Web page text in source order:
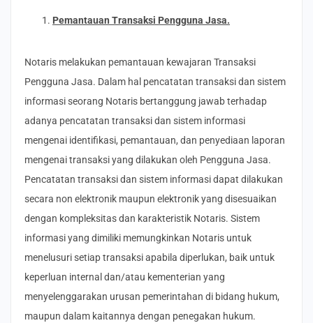
Pemantauan Transaksi Pengguna Jasa.
Notaris melakukan pemantauan kewajaran Transaksi
Pengguna Jasa. Dalam hal pencatatan transaksi dan sistem
informasi seorang Notaris bertanggung jawab terhadap
adanya pencatatan transaksi dan sistem informasi
mengenai identifikasi, pemantauan, dan penyediaan laporan
mengenai transaksi yang dilakukan oleh Pengguna Jasa.
Pencatatan transaksi dan sistem informasi dapat dilakukan
secara non elektronik maupun elektronik yang disesuaikan
dengan kompleksitas dan karakteristik Notaris. Sistem
informasi yang dimiliki memungkinkan Notaris untuk
menelusuri setiap transaksi apabila diperlukan, baik untuk
keperluan internal dan/atau kementerian yang
menyelenggarakan urusan pemerintahan di bidang hukum,
maupun dalam kaitannya dengan penegakan hukum.